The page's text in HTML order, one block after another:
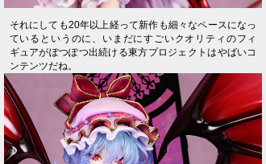
それにしても20年以上経って新作も細々なペースになっ
ているというのに、いまだにすごいクオリティのフィ
ギュアがぽつぽつ出続ける東方プロジェクトはやばいコ
ンテンツだね。